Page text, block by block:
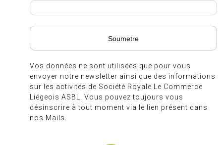
Vos données ne sont utilisées que pour vous
envoyer notre newsletter ainsi que des informations
sur les activités de Société Royale Le Commerce
Liégeois ASBL. Vous pouvez toujours vous
désinscrire à tout moment via le lien présent dans
nos Mails.